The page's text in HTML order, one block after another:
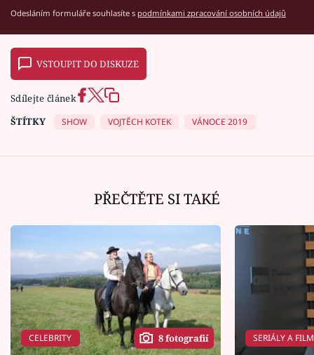
Odesláním formuláře souhlasíte s podmínkami zpracování osobních údajů
VSTOUPIT DO DISKUZE
Sdílejte článek
ŠTÍTKY
SHOW VOJTĚCH KOTEK VÁNOCE 2019
PŘEČTĚTE SI TAKÉ
CELEBRITY 8 fotografií SERIÁLY A